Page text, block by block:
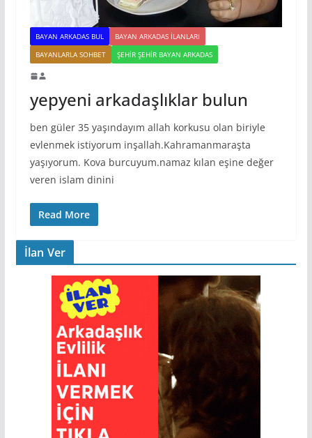
BAYAN ARKADAS BUL
BAYAN ARKADAS ILANLARI
BAYANLARLA SOHBET
ŞEHIR ŞEHIR BAYAN ARKADAS
yepyeni arkadaşlıklar bulun
ben güler 35 yaşındayım allah korkusu olan biriyle
evlenmek istiyorum inşallah.Kahramanmaraşta
yaşıyorum. Kova burcuyum.namaz kılan eşine değer
veren islam dinini
Read More
İlan Ver